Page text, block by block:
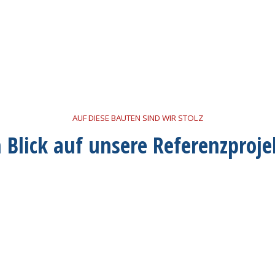
AUF DIESE BAUTEN SIND WIR STOLZ
Blick auf unsere